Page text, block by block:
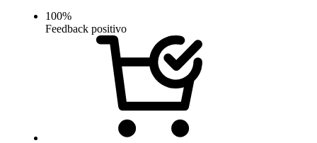
100%
Feedback positivo